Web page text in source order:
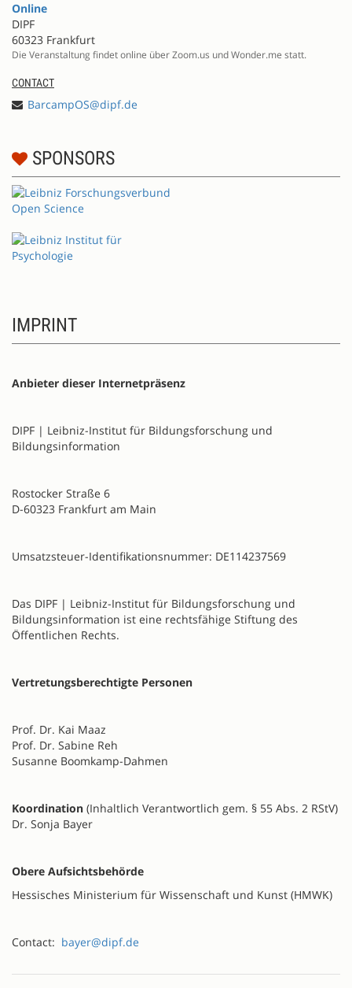
Online
DIPF
60323 Frankfurt
Die Veranstaltung findet online über Zoom.us und Wonder.me statt.
CONTACT
BarcampOS@dipf.de
SPONSORS
IMPRINT
Anbieter dieser Internetpräsenz
DIPF | Leibniz-Institut für Bildungsforschung und
Bildungsinformation
Rostocker Straße 6
D-60323 Frankfurt am Main
Umsatzsteuer-Identifikationsnummer: DE114237569
Das DIPF | Leibniz-Institut für Bildungsforschung und
Bildungsinformation ist eine rechtsfähige Stiftung des
Öffentlichen Rechts.
Vertretungsberechtigte Personen
Prof. Dr. Kai Maaz
Prof. Dr. Sabine Reh
Susanne Boomkamp-Dahmen
Koordination (Inhaltlich Verantwortlich gem. § 55 Abs. 2 RStV)
Dr. Sonja Bayer
Obere Aufsichtsbehörde
Hessisches Ministerium für Wissenschaft und Kunst (HMWK)
Contact: bayer@dipf.de